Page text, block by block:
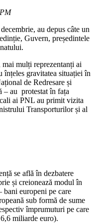
au depus câte un
Guvern, președintele
mulți reprezentanți ai
înțeles gravitatea situației în
de Redresare și
– au protestat în fața
ai PNL au primit vizita
Transporturilor și al
se află în dezbatere
și creionează modul în
bani europeni pe care
sub formă de sume
împrumuturi pe care
miliarde euro).